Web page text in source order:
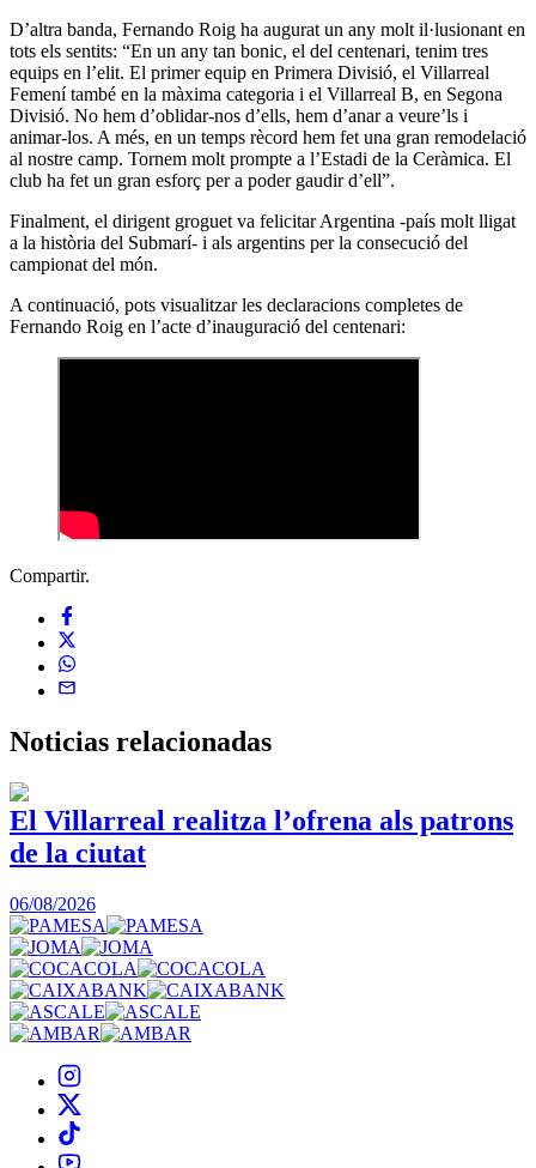
D’altra banda, Fernando Roig ha augurat un any molt il·lusionant en
tots els sentits: “En un any tan bonic, el del centenari, tenim tres
equips en l’elit. El primer equip en Primera Divisió, el Villarreal
Femení també en la màxima categoria i el Villarreal B, en Segona
Divisió. No hem d’oblidar-nos d’ells, hem d’anar a veure’ls i
animar-los. A més, en un temps rècord hem fet una gran remodelació
al nostre camp. Tornem molt prompte a l’Estadi de la Ceràmica. El
club ha fet un gran esforç per a poder gaudir d’ell”.
Finalment, el dirigent groguet va felicitar Argentina -país molt lligat
a la història del Submarí- i als argentins per la consecució del
campionat del món.
A continuació, pots visualitzar les declaracions completes de
Fernando Roig en l’acte d’inauguració del centenari:
Compartir.
Noticias relacionadas
El Villarreal realitza l’ofrena als patrons
de la ciutat
06/08/2026